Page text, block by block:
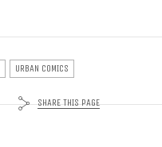
URBAN COMICS
SHARE THIS PAGE